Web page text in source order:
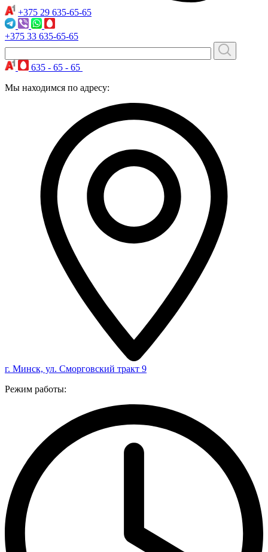
+375 29 635-65-65
+375 33 635-65-65
635 - 65 - 65
Мы находимся по адресу:
г. Минск, ул. Сморговский тракт 9
Режим работы: